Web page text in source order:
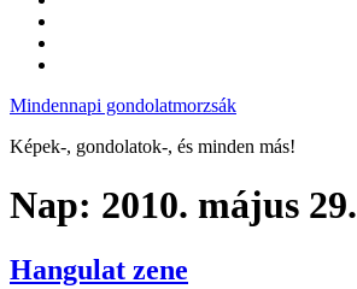
Mindennapi gondolatmorzsák
Képek-, gondolatok-, és minden más!
Nap: 2010. május 29.
Hangulat zene